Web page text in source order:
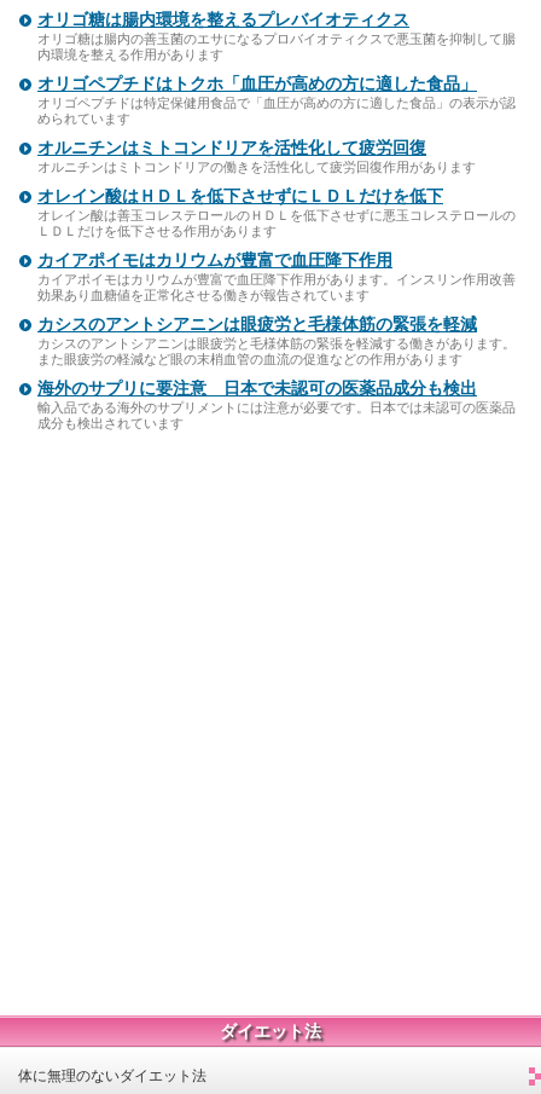
オリゴ糖は腸内環境を整えるプレバイオティクス
オリゴ糖は腸内の善玉菌のエサになるプロバイオティクスで悪玉菌を抑制して腸
内環境を整える作用があります
オリゴペプチドはトクホ「血圧が高めの方に適した食品」
オリゴペプチドは特定保健用食品で「血圧が高めの方に適した食品」の表示が認
められています
オルニチンはミトコンドリアを活性化して疲労回復
オルニチンはミトコンドリアの働きを活性化して疲労回復作用があります
オレイン酸はＨＤＬを低下させずにＬＤＬだけを低下
オレイン酸は善玉コレステロールのＨＤＬを低下させずに悪玉コレステロールの
ＬＤＬだけを低下させる作用があります
カイアポイモはカリウムが豊富で血圧降下作用
カイアポイモはカリウムが豊富で血圧降下作用があります。インスリン作用改善
効果あり血糖値を正常化させる働きが報告されています
カシスのアントシアニンは眼疲労と毛様体筋の緊張を軽減
カシスのアントシアニンは眼疲労と毛様体筋の緊張を軽減する働きがあります。
また眼疲労の軽減など眼の末梢血管の血流の促進などの作用があります
海外のサプリに要注意 日本で未認可の医薬品成分も検出
輸入品である海外のサプリメントには注意が必要です。日本では未認可の医薬品
成分も検出されています
ダイエット法
体に無理のないダイエット法